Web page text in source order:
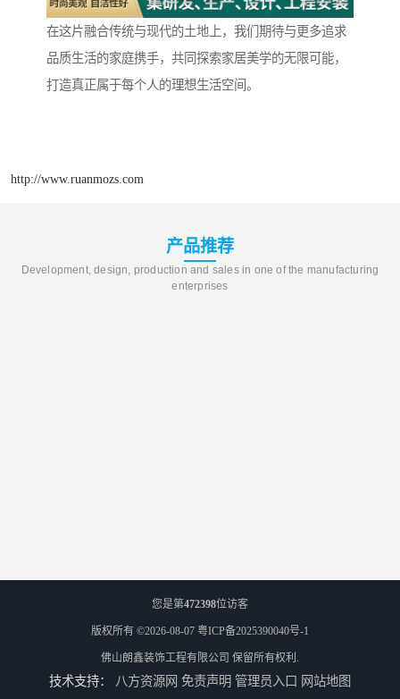
在这片融合传统与现代的土地上，我们期待与更多追求
品质生活的家庭携手，共同探索家居美学的无限可能，
打造真正属于每个人的理想生活空间。
http://www.ruanmozs.com
产品推荐
Development, design, production and sales in one of the manufacturing
enterprises
您是第472398位访客
版权所有 ©2026-08-07 粤ICP备2025390040号-1
佛山朗鑫装饰工程有限公司 保留所有权利.
技术支持： 八方资源网 免责声明 管理员入口 网站地图